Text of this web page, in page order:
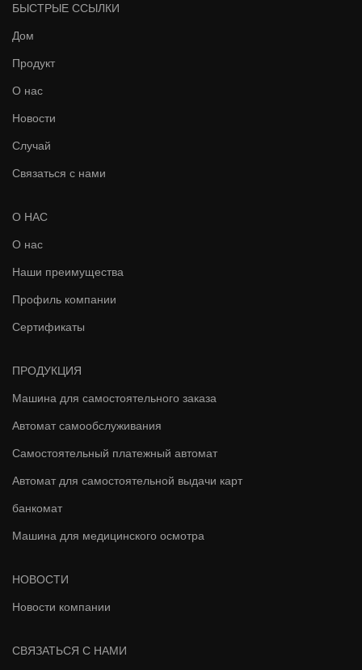
БЫСТРЫЕ ССЫЛКИ
Дом
Продукт
О нас
Новости
Случай
Связаться с нами
О НАС
О нас
Наши преимущества
Профиль компании
Сертификаты
ПРОДУКЦИЯ
Машина для самостоятельного заказа
Автомат самообслуживания
Самостоятельный платежный автомат
Автомат для самостоятельной выдачи карт
банкомат
Машина для медицинского осмотра
НОВОСТИ
Новости компании
СВЯЗАТЬСЯ С НАМИ